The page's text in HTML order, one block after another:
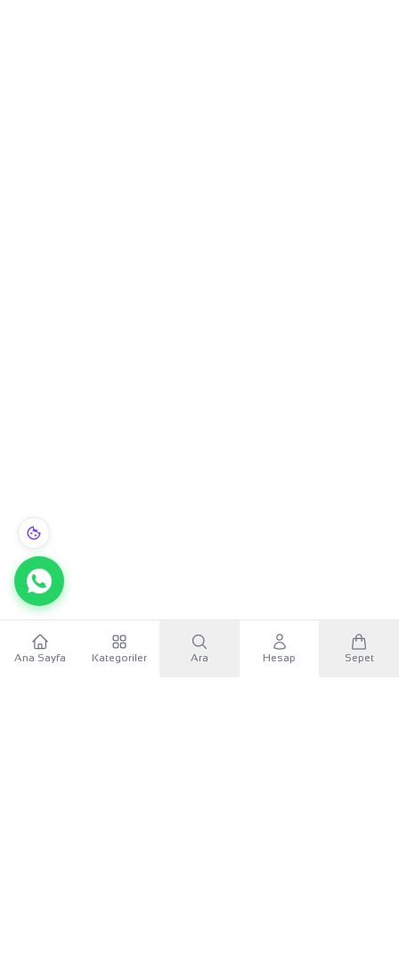
WhatsApp
Ana Sayfa Kategoriler Ara Hesap Sepet